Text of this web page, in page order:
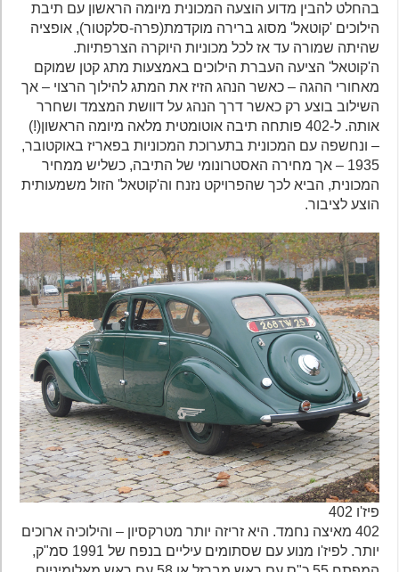
בהחלט להבין מדוע הוצעה המכונית מיומה הראשון עם תיבת
הילוכים 'קוטאל' מסוג ברירה מוקדמת(פרה-סלקטור), אופציה
שהיתה שמורה עד אז לכל מכוניות היוקרה הצרפתיות.
ה'קוטאל' הציעה העברת הילוכים באמצעות מתג קטן שמוקם
מאחורי ההגה – כאשר הנהג הזיז את המתג להילוך הרצוי – אך
השילוב בוצע רק כאשר דרך הנהג על דוושת המצמד ושחרר
אותה. ל-402 פותחה תיבה אוטומטית מלאה מיומה הראשון(!)
– ונחשפה עם המכונית בתערוכת המכוניות בפאריז באוקטובר,
1935 – אך מחירה האסטרונומי של התיבה, כשליש ממחיר
המכונית, הביא לכך שהפרויקט נזנח וה'קוטאל' הזול משמעותית
הוצע לציבור.
פיז'ו 402
402 מאיצה נחמד. היא זריזה יותר מטרקסיון – והילוכיה ארוכים
יותר. לפיז'ו מנוע עם שסתומים עיליים בנפח של 1991 סמ"ק,